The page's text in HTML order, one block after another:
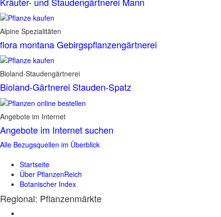
Alpine Spezialitäten
flora montana Gebirgspflanzengärtnerei
Bioland-Staudengärtnerei
Bioland-Gärtnerei Stauden-Spatz
Angebote im Internet
Angebote im Internet suchen
Alle Bezugsquellen im Überblick
Startseite
Über PflanzenReich
Botanischer Index
Regional: Pflanzenmärkte